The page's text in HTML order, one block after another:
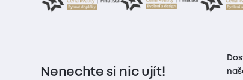
Nenechte si nic ujít!